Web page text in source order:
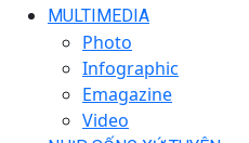
MULTIMEDIA
Photo
Infographic
Emagazine
Video